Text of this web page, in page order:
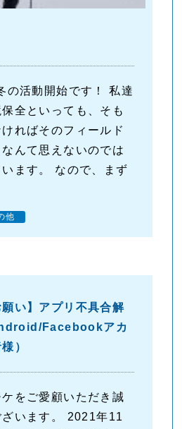
の活動開始です！ 私達
全といっても、そも
ればそのフィールド
んて思えないのでは
ます。 なので、まず
他
願い】アプリ不具合解
Facebookアカ
）
をご愛顧いただき誠
います。 2021年11